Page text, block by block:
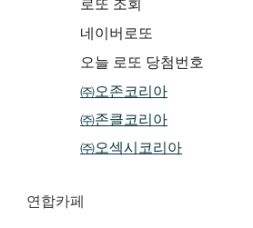
로또 조회
네이버로또
오늘 로또 당첨번호
㈜오존코리아
㈜존클코리아
㈜오섹시코리아
연합카페